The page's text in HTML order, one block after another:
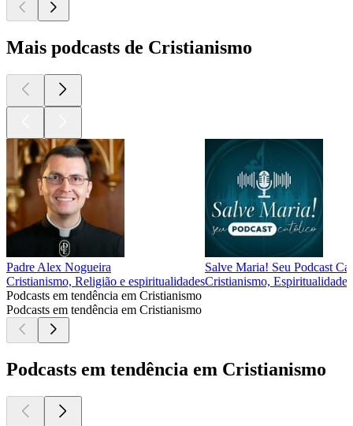
Mais podcasts de Cristianismo
Padre Alex Nogueira
Cristianismo, Religião e espiritualidades
Salve Maria! Seu Podcast
Cristianismo,
Podcasts em tendência em Cristianismo
Podcasts em tendência em Cristianismo
Podcasts em tendência em Cristianismo